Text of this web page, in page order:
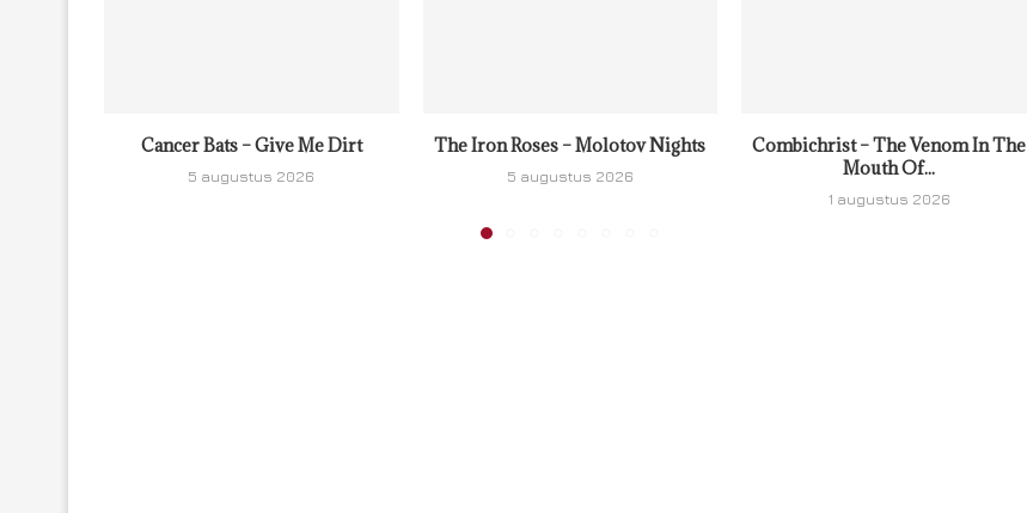
Cancer Bats – Give Me Dirt
5 augustus 2026
The Iron Roses – Molotov Nights
5 augustus 2026
Combichrist – The Venom In The
Mouth Of...
1 augustus 2026